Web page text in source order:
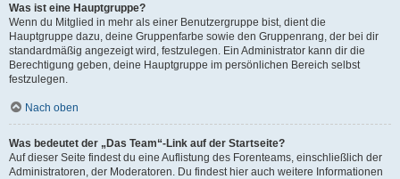
Was ist eine Hauptgruppe?
Wenn du Mitglied in mehr als einer Benutzergruppe bist, dient die
Hauptgruppe dazu, deine Gruppenfarbe sowie den Gruppenrang, der bei dir
standardmäßig angezeigt wird, festzulegen. Ein Administrator kann dir die
Berechtigung geben, deine Hauptgruppe im persönlichen Bereich selbst
festzulegen.
Nach oben
Was bedeutet der „Das Team“-Link auf der Startseite?
Auf dieser Seite findest du eine Auflistung des Forenteams, einschließlich der
Administratoren, der Moderatoren. Du findest hier auch weitere Informationen